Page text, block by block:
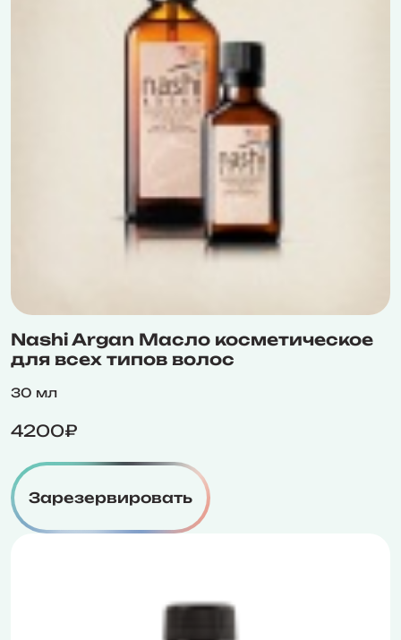
Nashi Argan Масло косметическое
для всех типов волос
30 мл
4200₽
Зарезервировать